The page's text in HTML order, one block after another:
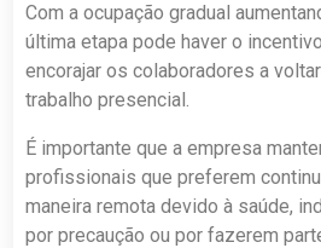
Com a ocupação gradual
última etapa pode haver o
encorajar os colaboradores a
trabalho presencial.
É importante que a empresa
profissionais que preferem
maneira remota devido à saúde,
por precaução ou por fazerem